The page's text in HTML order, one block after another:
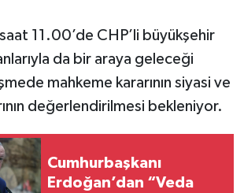
11.00’de CHP’li büyükşehir
da bir araya geleceği
mahkeme kararının siyasi ve
değerlendirilmesi bekleniyor.
Cumhurbaşkanı
Erdoğan’dan “Veda